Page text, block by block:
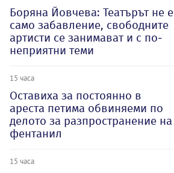
Боряна Йовчева: Театърът не е
само забавление, свободните
артисти се занимават и с по-
неприятни теми
15 часа
Оставиха за постоянно в
ареста петима обвиняеми по
делото за разпространение на
фентанил
15 часа